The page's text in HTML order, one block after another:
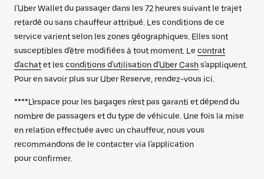
l'Uber Wallet du passager dans les 72 heures suivant le trajet
retardé ou sans chauffeur attribué. Les conditions de ce
service varient selon les zones géographiques. Elles sont
susceptibles d'être modifiées à tout moment. Le contrat
d'achatet les conditions d'utilisation d'Uber Cashs'appliquent.
Pour en savoir plus sur Uber Reserve, rendez-vous ici.
****L'espace pour les bagages n'est pas garanti et dépend du
nombre de passagers et du type de véhicule. Une fois la mise
en relation effectuée avec un chauffeur, nous vous
recommandons de le contacter via l'application
pour confirmer.